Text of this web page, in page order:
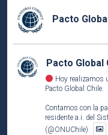
Pacto
Pacto Global
Hoy realizamos
Pacto Global Chile.
Contamos con la
residente a.i. del
(@ONUChile).